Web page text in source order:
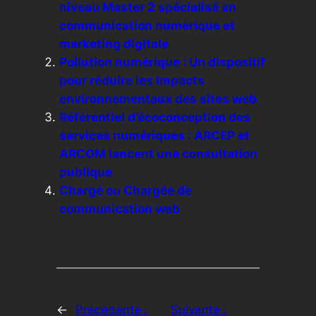
niveau Master 2 spécialisé en
communication numérique et
marketing digitale
Pollution numérique : Un dispositif
pour réduire les impacts
environnementaux des sites web
Référentiel d’écoconception des
services numériques : ARCEP et
ARCOM lancent une consultation
publique
Chargé ou Chargée de
communication web
← Précédente : Suivante :